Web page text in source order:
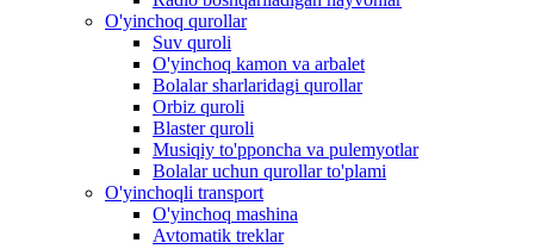
O'yinchoq qurollar
Suv quroli
O'yinchoq kamon va arbalet
Bolalar sharlaridagi qurollar
Orbiz quroli
Blaster quroli
Musiqiy to'pponcha va pulemyotlar
Bolalar uchun qurollar to'plami
O'yinchoqli transport
O'yinchoq mashina
Avtomatik treklar